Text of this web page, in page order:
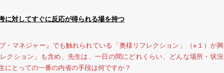
に対してすぐに反応が得られる場を持つ
・マネジャー』でも触れられている「奥様リフレクション」（※１）が興
クション」も含め、先生は、一日の間にどれくらい、どんな場所・状況
にとっての一番の内省の手段は何ですか？